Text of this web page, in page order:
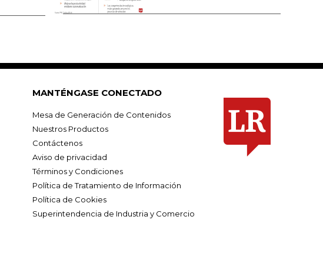
MANTÉNGASE CONECTADO
Mesa de Generación de Contenidos
Nuestros Productos
Contáctenos
Aviso de privacidad
Términos y Condiciones
Política de Tratamiento de Información
Política de Cookies
Superintendencia de Industria y Comercio